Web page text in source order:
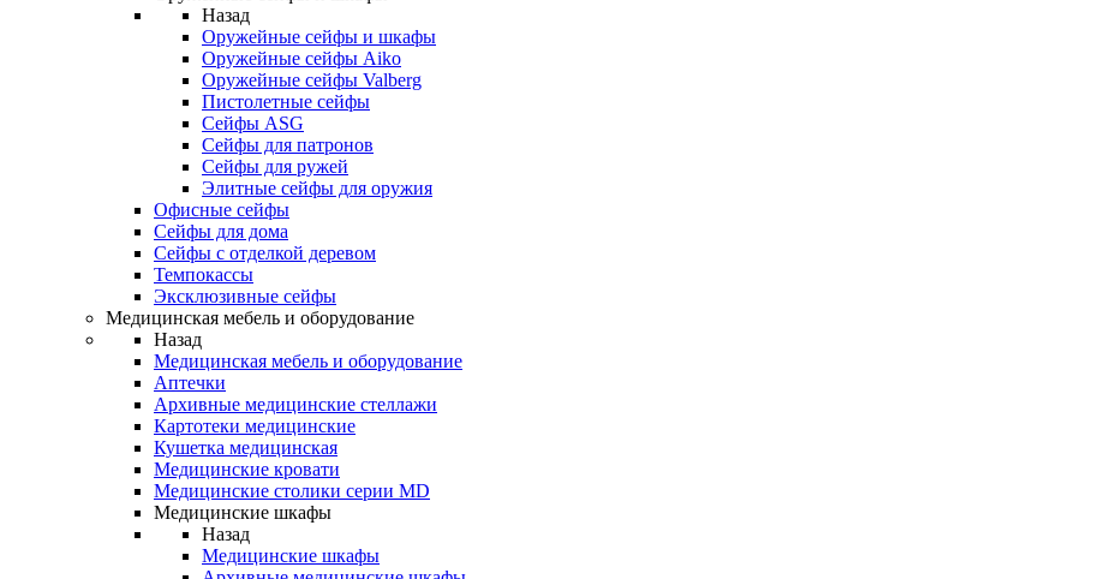
Назад
Оружейные сейфы и шкафы
Оружейные сейфы Aiko
Оружейные сейфы Valberg
Пистолетные сейфы
Сейфы ASG
Сейфы для патронов
Сейфы для ружей
Элитные сейфы для оружия
Офисные сейфы
Сейфы для дома
Сейфы с отделкой деревом
Темпокассы
Эксклюзивные сейфы
Медицинская мебель и оборудование
Назад
Медицинская мебель и оборудование
Аптечки
Архивные медицинские стеллажи
Картотеки медицинские
Кушетка медицинская
Медицинские кровати
Медицинские столики серии MD
Медицинские шкафы
Назад
Медицинские шкафы